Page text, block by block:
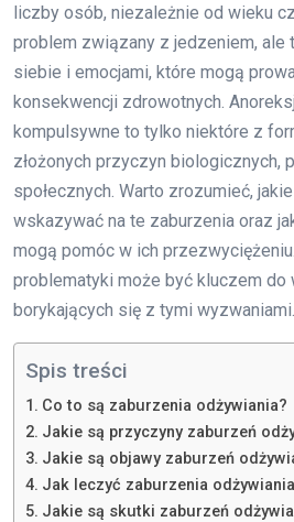
liczby osób, niezależnie od wieku
problem związany z jedzeniem, ale
siebie i emocjami, które mogą
konsekwencji zdrowotnych.
kompulsywne to tylko niektóre z
złożonych przyczyn biologicznych,
społecznych. Warto zrozumieć,
wskazywać na te zaburzenia oraz
mogą pomóc w ich
problematyki może być kluczem do
borykających się z tymi wyzwaniami.
Spis treści
Co to są zaburzenia odżywiania?
Jakie są przyczyny zaburzeń
Jakie są objawy zaburzeń
Jak leczyć zaburzenia
Jakie są skutki zaburzeń